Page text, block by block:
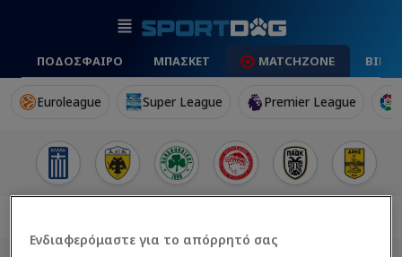
ΠΟΔΟΣΦΑΙΡΟ ΜΠΑΣΚΕΤ MATCHZONE
Euroleague Super League Premier League
Ενδιαφερόμαστε για το απόρρητό σας